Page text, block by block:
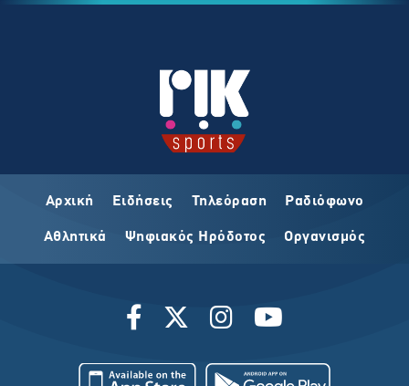
Αρχική Ειδήσεις Τηλεόραση Ραδιόφωνο
Αθλητικά Ψηφιακός Ηρόδοτος Οργανισμός